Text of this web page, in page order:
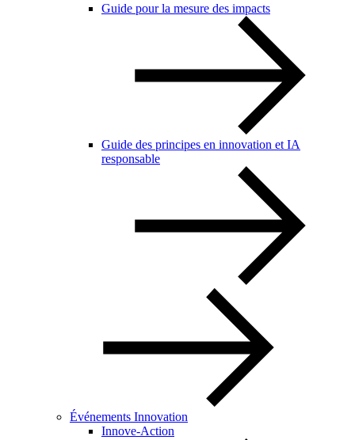
Guide pour la mesure des impacts
Guide des principes en innovation et IA
responsable
Événements Innovation
Innove-Action